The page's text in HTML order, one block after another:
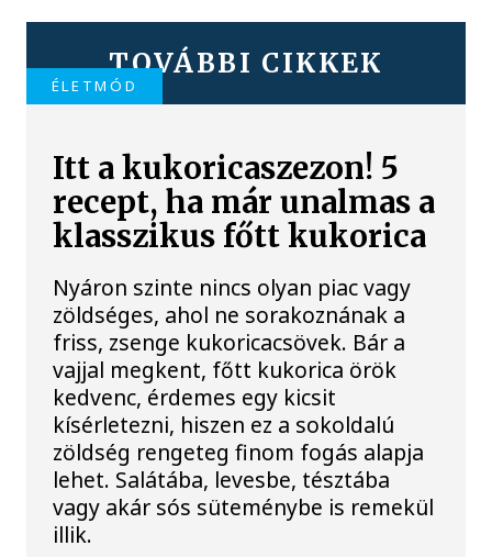
TOVÁBBI CIKKEK
ÉLETMÓD
Itt a kukoricaszezon! 5
recept, ha már unalmas a
klasszikus főtt kukorica
Nyáron szinte nincs olyan piac vagy
zöldséges, ahol ne sorakoznának a
friss, zsenge kukoricacsövek. Bár a
vajjal megkent, főtt kukorica örök
kedvenc, érdemes egy kicsit
kísérletezni, hiszen ez a sokoldalú
zöldség rengeteg finom fogás alapja
lehet. Salátába, levesbe, tésztába
vagy akár sós süteménybe is remekül
illik.